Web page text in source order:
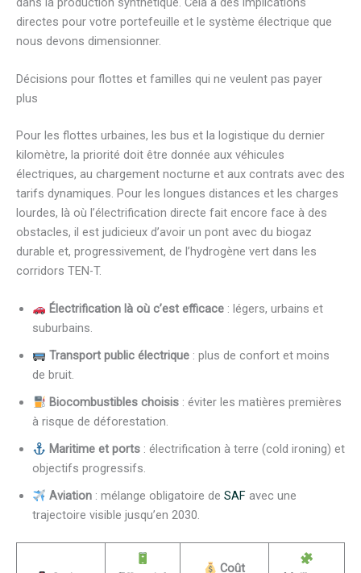
directes pour votre portefeuille et le système électrique que
nous devons dimensionner.
Décisions pour flottes et familles qui ne veulent pas payer
plus
Pour les flottes urbaines, les bus et la logistique du dernier
kilomètre, la priorité doit être donnée aux véhicules
électriques, au chargement nocturne et aux contrats avec des
tarifs dynamiques. Pour les longues distances et les charges
lourdes, là où l’électrification directe fait encore face à des
obstacles, il est judicieux d’avoir un pont avec du biogaz
durable et, progressivement, de l’hydrogène vert dans les
corridors TEN-T.
Électrification là où c’est efficace: légers, urbains et
suburbains.
Transport public électrique: plus de confort et moins
de bruit.
Biocombustibles choisis: éviter les matières premières
à risque de déforestation.
Maritime et ports: électrification à terre (cold ironing) et
objectifs progressifs.
Aviation: mélange obligatoire de SAFavec une
trajectoire visible jusqu’en 2030.
Coût